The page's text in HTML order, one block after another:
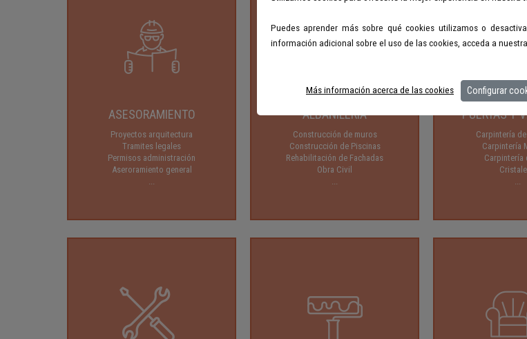
ASESORAMIENTO
Proyectos arquitectura
Tramites legales
Permisos administración
Aseroramiento general
...
ALBAÑILERIA
Construcción de muros
Construcción de Piscinas
Rehabilitación de Fachadas
Obra Civil
...
PUERTAS Y
Carpintería
Carpintería
Carpintería
...
Puedes aprender más sobre qué cookies utilizamos o
información adicional sobre el uso de las cookies, acceda a nuestra
Más información acerca de las cookies Configurar